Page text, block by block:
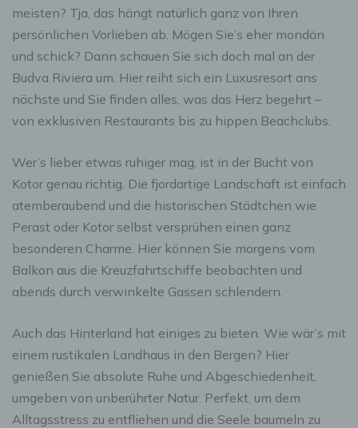
meisten? Tja, das hängt natürlich ganz von Ihren
persönlichen Vorlieben ab. Mögen Sie’s eher mondän
und schick? Dann schauen Sie sich doch mal an der
Budva Riviera um. Hier reiht sich ein Luxusresort ans
nächste und Sie finden alles, was das Herz begehrt –
von exklusiven Restaurants bis zu hippen Beachclubs.
Wer’s lieber etwas ruhiger mag, ist in der Bucht von
Kotor genau richtig. Die fjordartige Landschaft ist einfach
atemberaubend und die historischen Städtchen wie
Perast oder Kotor selbst versprühen einen ganz
besonderen Charme. Hier können Sie morgens vom
Balkon aus die Kreuzfahrtschiffe beobachten und
abends durch verwinkelte Gassen schlendern.
Auch das Hinterland hat einiges zu bieten. Wie wär’s mit
einem rustikalen Landhaus in den Bergen? Hier
genießen Sie absolute Ruhe und Abgeschiedenheit,
umgeben von unberührter Natur. Perfekt, um dem
Alltagsstress zu entfliehen und die Seele baumeln zu